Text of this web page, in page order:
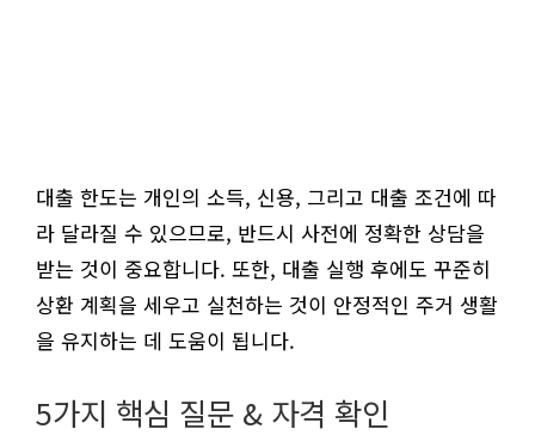
대출 한도는 개인의 소득, 신용, 그리고 대출 조건에 따
라 달라질 수 있으므로, 반드시 사전에 정확한 상담을
받는 것이 중요합니다. 또한, 대출 실행 후에도 꾸준히
상환 계획을 세우고 실천하는 것이 안정적인 주거 생활
을 유지하는 데 도움이 됩니다.
5가지 핵심 질문 & 자격 확인